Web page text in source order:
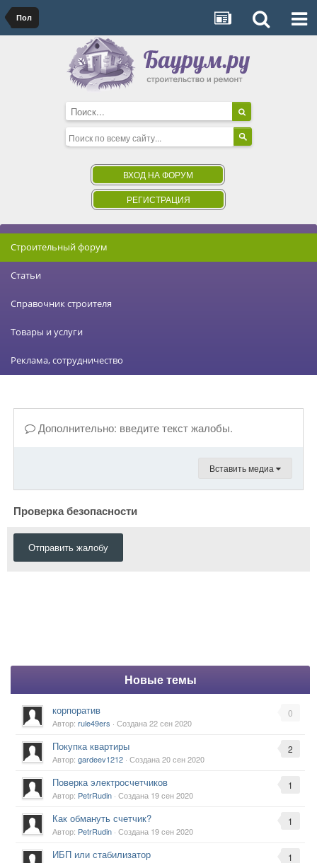
Пол
ВХОД НА ФОРУМ
РЕГИСТРАЦИЯ
Строительный форум
Статьи
Справочник строителя
Товары и услуги
Реклама, сотрудничество
Дополнительно: введите текст жалобы.
Вставить медиа
Проверка безопасности
Отправить жалобу
Новые темы
0
корпоратив
Автор: rule49ers · Создана22 сен 2020
2
Покупка квартиры
Автор: gardeev1212 · Создана20 сен 2020
1
Поверка электросчетчиков
Автор: PetrRudin · Создана 19 сен 2020
1
Как обмануть счетчик?
Автор: PetrRudin · Создана 19 сен 2020
1
ИБП или стабилизатор